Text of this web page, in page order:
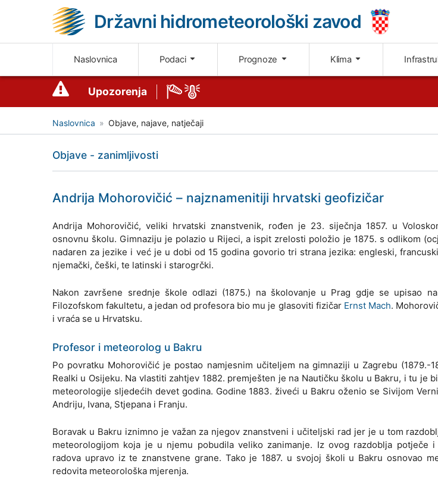
Državni hidrometeorološki zavod
Naslovnica Podaci Prognoze Klima
Upozorenja
Naslovnica Objave, najave, natječaji
Objave - zanimljivosti
Andrija Mohorovičić – najznamenitiji hrvatski geofizičar
Andrija Mohorovičić, veliki hrvatski znanstvenik, rođen je 23. siječnja 1857. u
osnovnu školu. Gimnaziju je polazio u Rijeci, a ispit zrelosti položio je 1875. s odlikom
nadaren za jezike i već je u dobi od 15 godina govorio tri strana jezika: engleski,
njemački, češki, te latinski i starogrčki.
Nakon završene srednje škole odlazi (1875.) na školovanje u Prag gdje se upisao
Filozofskom fakultetu, a jedan od profesora bio mu je glasoviti fizičar Ernst Mach.
i vraća se u Hrvatsku.
Profesor i meteorolog u Bakru
Po povratku Mohorovičić je postao namjesnim učiteljem na gimnaziji u Zagrebu (1879.-
Realki u Osijeku. Na vlastiti zahtjev 1882. premješten je na Nautičku školu u Bakru, i tu je
meteorologije sljedećih devet godina. Godine 1883. živeći u Bakru oženio se Sivijom
Andriju, Ivana, Stjepana i Franju.
Boravak u Bakru iznimno je važan za njegov znanstveni i učiteljski rad jer je u tom
meteorologijom koja je u njemu pobudila veliko zanimanje. Iz ovog razdoblja potječe
radova upravo iz te znanstvene grane. Tako je 1887. u svojoj školi u Bakru osnovao
redovita meteorološka mjerenja.